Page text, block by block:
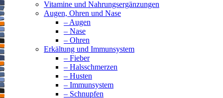
Vitamine und Nahrungsergänzungen
Augen, Ohren und Nase
– Augen
– Nase
– Ohren
Erkältung und Immunsystem
– Fieber
– Halsschmerzen
– Husten
– Immunsystem
– Schnupfen